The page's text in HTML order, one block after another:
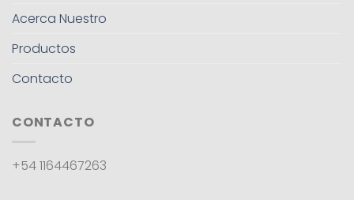
Acerca Nuestro
Productos
Contacto
CONTACTO
+54 1164467263